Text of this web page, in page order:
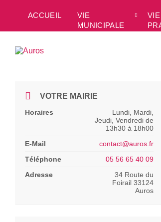
sidebar
sidebar
ACCUEIL
VIE
MUNICIPALE
VIE
VOTRE MAIRIE
Horaires
Lundi, Mardi,
Jeudi, Vendredi de
13h30 à 18h00
E-Mail
contact@auros.fr
Téléphone
05 56 65 40 09
Adresse
34 Route du
Foirail 33124
Auros